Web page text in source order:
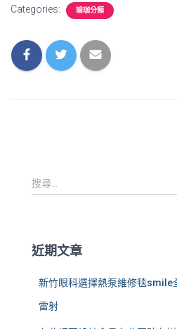
Categories: 瑜珈分類
搜
尋
:
搜尋...
近期文章
新竹眼科選擇熱泵維修毯smile
雷射